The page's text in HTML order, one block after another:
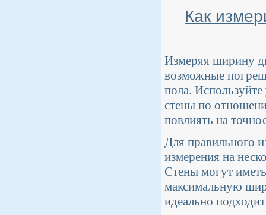
Как
Измеряя ширину
возможные
пола. Используйте
стены по
повлиять на
Для правильного
измерения на
Стены могут
максимальную
идеально